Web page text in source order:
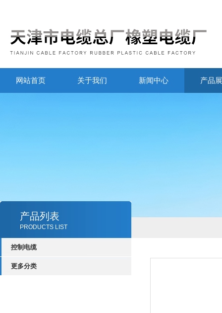
网站首页 关于我们 新闻中心 产品
产品列表
PRODUCTS LIST
控制电缆
更多分类